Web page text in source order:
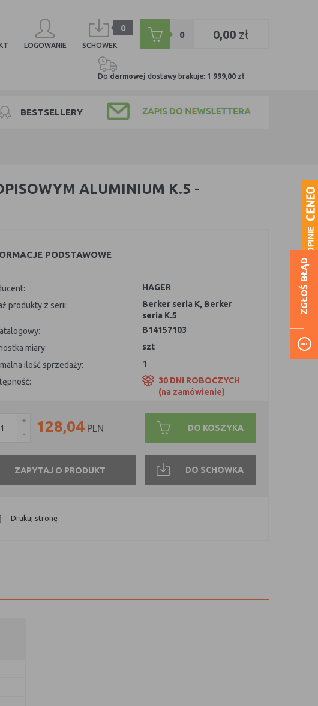
LOGOWANIE
0
SCHOWEK
0 0,00 zł
Do darmowej dostawy brakuje: 1 999,00 zł
BESTSELLERY
ALUMINIUM K.5 -
PODSTAWOWE
HAGER
produkty z serii:
Berker seria K, Berker
seria K.5
B14157103
miary:
szt
ilość sprzedaży:
1
30 DNI ROBOCZYCH
(na zamówienie)
-
+ 128,04 PLN DO KOSZYKA
ZAPYTAJ O PRODUKT DO SCHOWKA
Drukuj stronę
ZGŁOŚ BŁĄD